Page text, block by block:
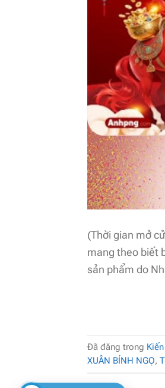
(Thời gian mở
mang theo biết
sản phẩm do
Đã đăng trong
XUÂN BÍNH NGỌ,